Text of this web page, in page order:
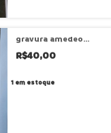
gravura amedeo
modigliani – lunia
czechowska (cód
R$40,00
1em estoque